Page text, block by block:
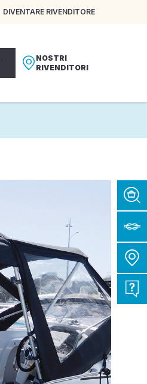
DIVENTARE RIVENDITORE
NOSTRI
RIVENDITORI